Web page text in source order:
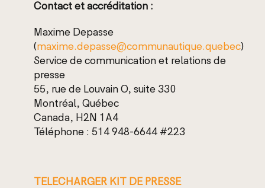
Contact et accréditation :
Maxime Depasse
(maxime.depasse@communautique.quebec)
Service de communication et relations de
presse
55, rue de Louvain O, suite 330
Montréal, Québec
Canada, H2N 1A4
Téléphone : 514 948-6644 #223
TELECHARGER KIT DE PRESSE